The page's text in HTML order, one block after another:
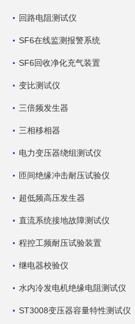
回路电阻测试仪
SF6在线监测报警系统
SF6回收净化充气装置
变比测试仪
三倍频发生器
三相移相器
电力变压器绕组测试仪
匝间绝缘冲击耐压试验仪
超低频高压发生器
直流系统接地故障测试仪
程控工频耐压试验装置
继电器校验仪
水内冷发电机绝缘电阻测试仪
ST3008变压器容量特性测试仪